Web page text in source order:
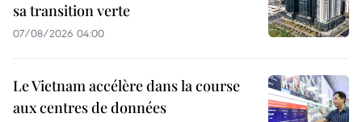
sa transition verte
07/08/2026 04:00
Le Vietnam accélère dans la course
aux centres de données